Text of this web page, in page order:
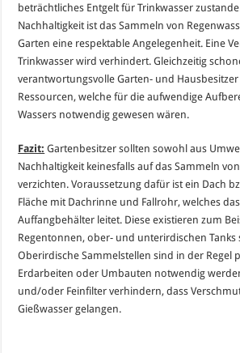
beträchtliches Entgelt für Trinkwasser
Nachhaltigkeit ist das Sammeln von
Garten eine respektable Angelegenheit. Eine
Trinkwasser wird verhindert. Gleichzeitig
verantwortungsvolle Garten- und
Ressourcen, welche für die aufwendige
Wassers notwendig gewesen wären.
Fazit: Gartenbesitzer sollten sowohl aus
Nachhaltigkeit keinesfalls auf das Sammeln
verzichten. Voraussetzung dafür ist ein Dach
Fläche mit Dachrinne und Fallrohr, welches
Auffangbehälter leitet. Diese existieren zum
Regentonnen, ober- und unterirdischen Tanks
Oberirdische Sammelstellen sind in der Regel
Erdarbeiten oder Umbauten notwendig
und/oder Feinfilter verhindern, dass
Gießwasser gelangen.